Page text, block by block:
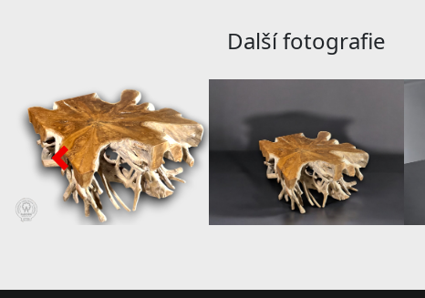
Další fotografie